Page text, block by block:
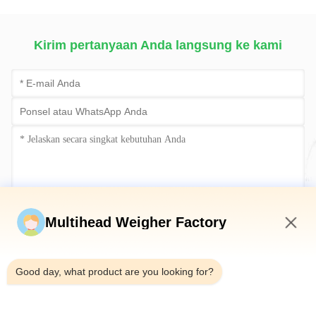
Kirim pertanyaan Anda langsung ke kami
Kirim sekarang
Multihead Weigher Factory
Good day, what product are you looking for?